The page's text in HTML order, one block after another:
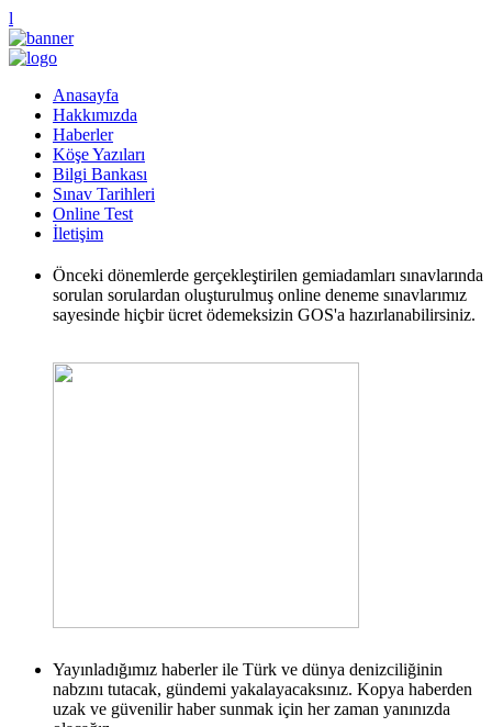
l
Anasayfa
Hakkımızda
Haberler
Köşe Yazıları
Bilgi Bankası
Sınav Tarihleri
Online Test
İletişim
Önceki dönemlerde gerçekleştirilen gemiadamları sınavlarında
sorulan sorulardan oluşturulmuş online deneme sınavlarımız
sayesinde hiçbir ücret ödemeksizin GOS'a hazırlanabilirsiniz.
Yayınladığımız haberler ile Türk ve dünya denizciliğinin
nabzını tutacak, gündemi yakalayacaksınız. Kopya haberden
uzak ve güvenilir haber sunmak için her zaman yanınızda